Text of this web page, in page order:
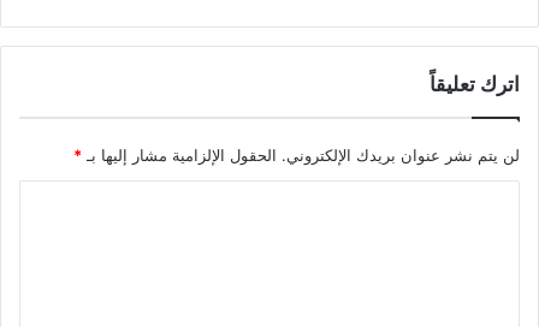
اترك تعليقاً
لن يتم نشر عنوان بريدك الإلكتروني. الحقول الإلزامية مشار إليها بـ *